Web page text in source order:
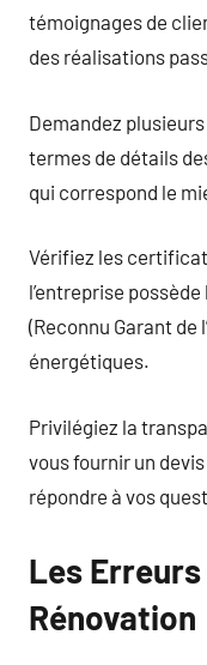
témoignages de
des réalisations
Demandez
termes de détails
qui correspond le
Vérifiez les
l’entreprise
(Reconnu Garant de
énergétiques.
Privilégiez la
vous fournir un
répondre à vos
Les
Rénovation